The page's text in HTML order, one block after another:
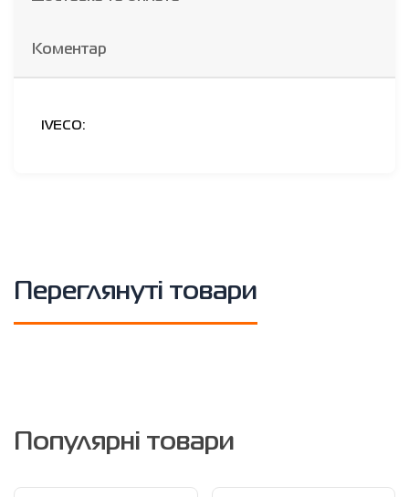
Коментар
IVECO:
Переглянуті товари
Популярні товари